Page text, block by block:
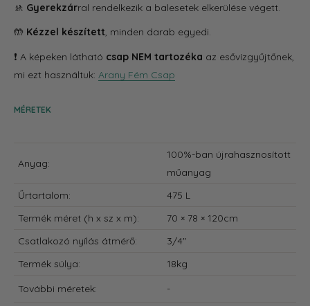
🚸 Gyerekzárral rendelkezik a balesetek elkerülése végett.
🤲 Kézzel készített, minden darab egyedi.
❗️ A képeken látható csap NEM tartozéka az esővízgyűjtőnek,
mi ezt használtuk: Arany Fém Csap
MÉRETEK
Anyag:
100%-ban újrahasznosított
műanyag
Űrtartalom:
475 L
Termék méret (h x sz x m):
70 × 78 × 120cm
Csatlakozó nyílás átmérő:
3/4"
Termék súlya:
18kg
További méretek:
-